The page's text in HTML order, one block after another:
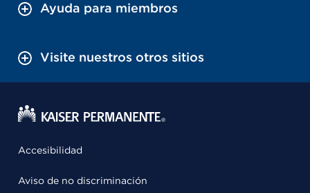
Ayuda para miembros
Visite nuestros otros sitios
Accesibilidad
Aviso de no discriminación